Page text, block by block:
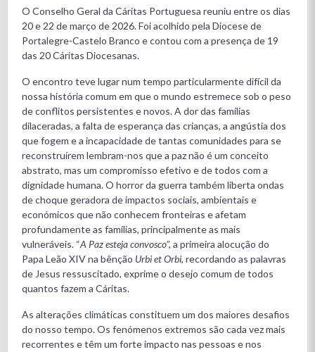
O Conselho Geral da Cáritas Portuguesa reuniu entre os dias
20 e 22 de março de 2026. Foi acolhido pela Diocese de
Portalegre-Castelo Branco e contou com a presença de 19
das 20 Cáritas Diocesanas.
O encontro teve lugar num tempo particularmente difícil da
nossa história comum em que o mundo estremece sob o peso
de conflitos persistentes e novos. A dor das famílias
dilaceradas, a falta de esperança das crianças, a angústia dos
que fogem e a incapacidade de tantas comunidades para se
reconstruírem lembram-nos que a paz não é um conceito
abstrato, mas um compromisso efetivo e de todos com a
dignidade humana. O horror da guerra também liberta ondas
de choque geradora de impactos sociais, ambientais e
económicos que não conhecem fronteiras e afetam
profundamente as famílias, principalmente as mais
vulneráveis. “A Paz esteja convosco”, a primeira alocução do
Papa Leão XIV na bênção Urbi et Orbi, recordando as palavras
de Jesus ressuscitado, exprime o desejo comum de todos
quantos fazem a Cáritas.
As alterações climáticas constituem um dos maiores desafios
do nosso tempo. Os fenómenos extremos são cada vez mais
recorrentes e têm um forte impacto nas pessoas e nos